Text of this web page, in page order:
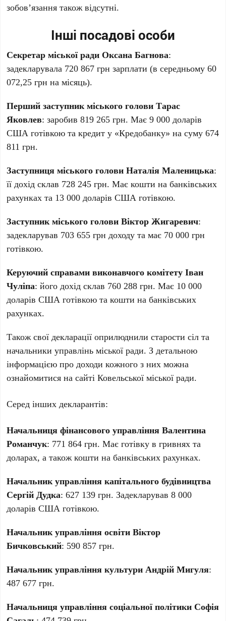
зобов’язання також відсутні.
Інші посадові особи
Секретар міської ради Оксана Багнова:
задекларувала 720 867 грн зарплати (в середньому 60
072,25 грн на місяць).
Перший заступник міського голови Тарас
Яковлев: заробив 819 265 грн. Має 9 000 доларів
США готівкою та кредит у «Кредобанку» на суму 674
811 грн.
Заступниця міського голови Наталія Маленицька:
її дохід склав 728 245 грн. Має кошти на банківських
рахунках та 13 000 доларів США готівкою.
Заступник міського голови Віктор Жигаревич:
задекларував 703 655 грн доходу та має 70 000 грн
готівкою.
Керуючий справами виконавчого комітету Іван
Чуліпа: його дохід склав 760 288 грн. Має 10 000
доларів США готівкою та кошти на банківських
рахунках.
Також свої декларації оприлюднили старости сіл та
начальники управлінь міської ради. З детальною
інформацією про доходи кожного з них можна
ознайомитися на сайті Ковельської міської ради.
Серед інших декларантів:
Начальниця фінансового управління Валентина
Романчук: 771 864 грн. Має готівку в гривнях та
доларах, а також кошти на банківських рахунках.
Начальник управління капітального будівництва
Сергій Дудка: 627 139 грн. Задекларував 8 000
доларів США готівкою.
Начальник управління освіти Віктор
Бичковський: 590 857 грн.
Начальник управління культури Андрій Мигуля:
487 677 грн.
Начальниця управління соціальної політики Софія